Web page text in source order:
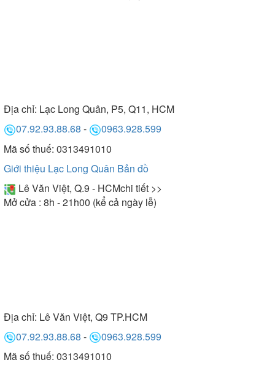
Địa chỉ: Lạc Long Quân, P5, Q11, HCM
07.92.93.88.68 -
0963.928.599
Mã số thuế: 0313491010
Giới thiệu Lạc Long Quân Bản đồ
Lê Văn Việt, Q.9 - HCMchi tiết >>
Mở cửa : 8h - 21h00 (kể cả ngày lễ)
Địa chỉ: Lê Văn Việt, Q9 TP.HCM
07.92.93.88.68 -
0963.928.599
Mã số thuế: 0313491010